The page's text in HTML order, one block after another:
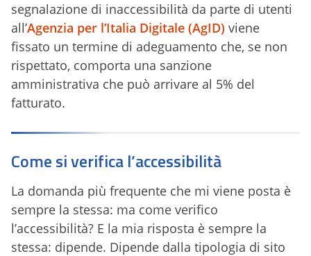
segnalazione di inaccessibilità da parte di utenti
all’Agenzia per l’Italia Digitale (AgID) viene
fissato un termine di adeguamento che, se non
rispettato, comporta una sanzione
amministrativa che può arrivare al 5% del
fatturato.
Come si verifica l’accessibilità
La domanda più frequente che mi viene posta è
sempre la stessa: ma come verifico
l’accessibilità? E la mia risposta è sempre la
stessa: dipende. Dipende dalla tipologia di sito